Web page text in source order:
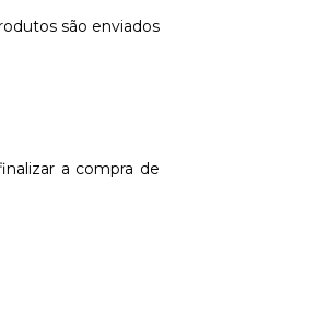
são enviados
a compra de